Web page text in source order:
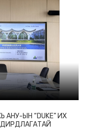
ЫН “DUKE” ИХ